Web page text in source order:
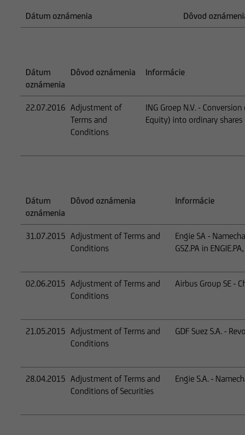
Dátum oznámenia Dôvod
Dátum
oznámenia
Dôvod oznámenia Informácie
22.07.2016 Adjustment of
Terms and
Conditions
ING Groep N.V. -
Equity) into ordinary
Dátum
oznámenia
Dôvod oznámenia Informácie
31.07.2015 Adjustment of Terms and
Conditions
Engie SA -
GSZ.PA in
02.06.2015 Adjustment of Terms and
Conditions
Airbus Group SE -
21.05.2015 Adjustment of Terms and
Conditions
GDF Suez S.A. -
28.04.2015 Adjustment of Terms and
Conditions of Securities
Engie S.A. -